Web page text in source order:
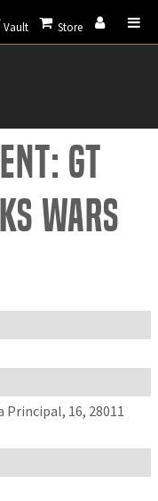
Vault Store
GT
WARS
Principal, 16, 28011